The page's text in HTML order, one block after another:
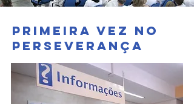
primeira vez no
perseverança